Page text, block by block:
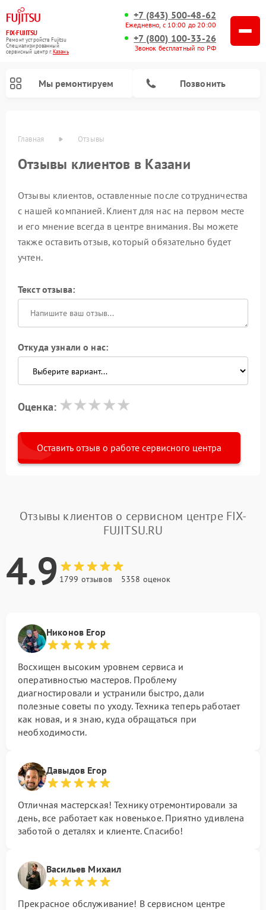
FIX-FUJITSU
Ремонт устройств Fujitsu
Специализированный
cервисный центр г.Казань
+7 (843) 500-48-62
Ежедневно, с 10:00 до 20:00
+7 (800) 100-33-26
Звонок бесплатный по РФ
Мы ремонтируем Позвонить
Главная Отзывы
Отзывы клиентов в Казани
Отзывы клиентов, оставленные после сотрудничества
с нашей компанией. Клиент для нас на первом месте
и его мнение всегда в центре внимания. Вы можете
также оставить отзыв, который обязательно будет
учтен.
Текст отзыва:
Откуда узнали о нас:
Оценка:
Оставить отзыв о работе сервисного центра
Отзывы клиентов о сервисном центре FIX-
FUJITSU.RU
4.9 1799 отзывов 5358 оценок
Никонов Егор
Восхищен высоким уровнем сервиса и
оперативностью мастеров. Проблему
диагностировали и устранили быстро, дали
полезные советы по уходу. Техника теперь работает
как новая, и я знаю, куда обращаться при
необходимости.
Давыдов Егор
Отличная мастерская! Технику отремонтировали за
день, все работает как новенькое. Приятно удивлена
заботой о деталях и клиенте. Спасибо!
Васильев Михаил
Прекрасное обслуживание! В сервисном центре